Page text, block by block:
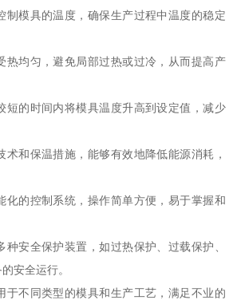
制模具的温度，确保生产过程中温度的稳定
热均匀，避免局部过热或过冷，从而提高产
短的时间内将模具温度升高到设定值，减少
术和保温措施，能够有效地降低能源消耗，
化的控制系统，操作简单方便，易于掌握和
种安全保护装置，如过热保护、过载保护、
安全运行。
于不同类型的模具和生产工艺，满足不业的